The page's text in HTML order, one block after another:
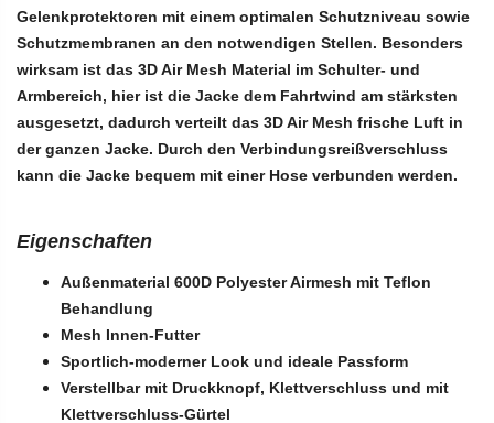
Gelenkprotektoren mit einem optimalen Schutzniveau sowie
Schutzmembranen an den notwendigen Stellen. Besonders
wirksam ist das 3D Air Mesh Material im Schulter- und
Armbereich, hier ist die Jacke dem Fahrtwind am stärksten
ausgesetzt, dadurch verteilt das 3D Air Mesh frische Luft in
der ganzen Jacke. Durch den Verbindungsreißverschluss
kann die Jacke bequem mit einer Hose verbunden werden.
Eigenschaften
Außenmaterial 600D Polyester Airmesh mit Teflon
Behandlung
Mesh Innen-Futter
Sportlich-moderner Look und ideale Passform
Verstellbar mit Druckknopf, Klettverschluss und mit
Klettverschluss-Gürtel